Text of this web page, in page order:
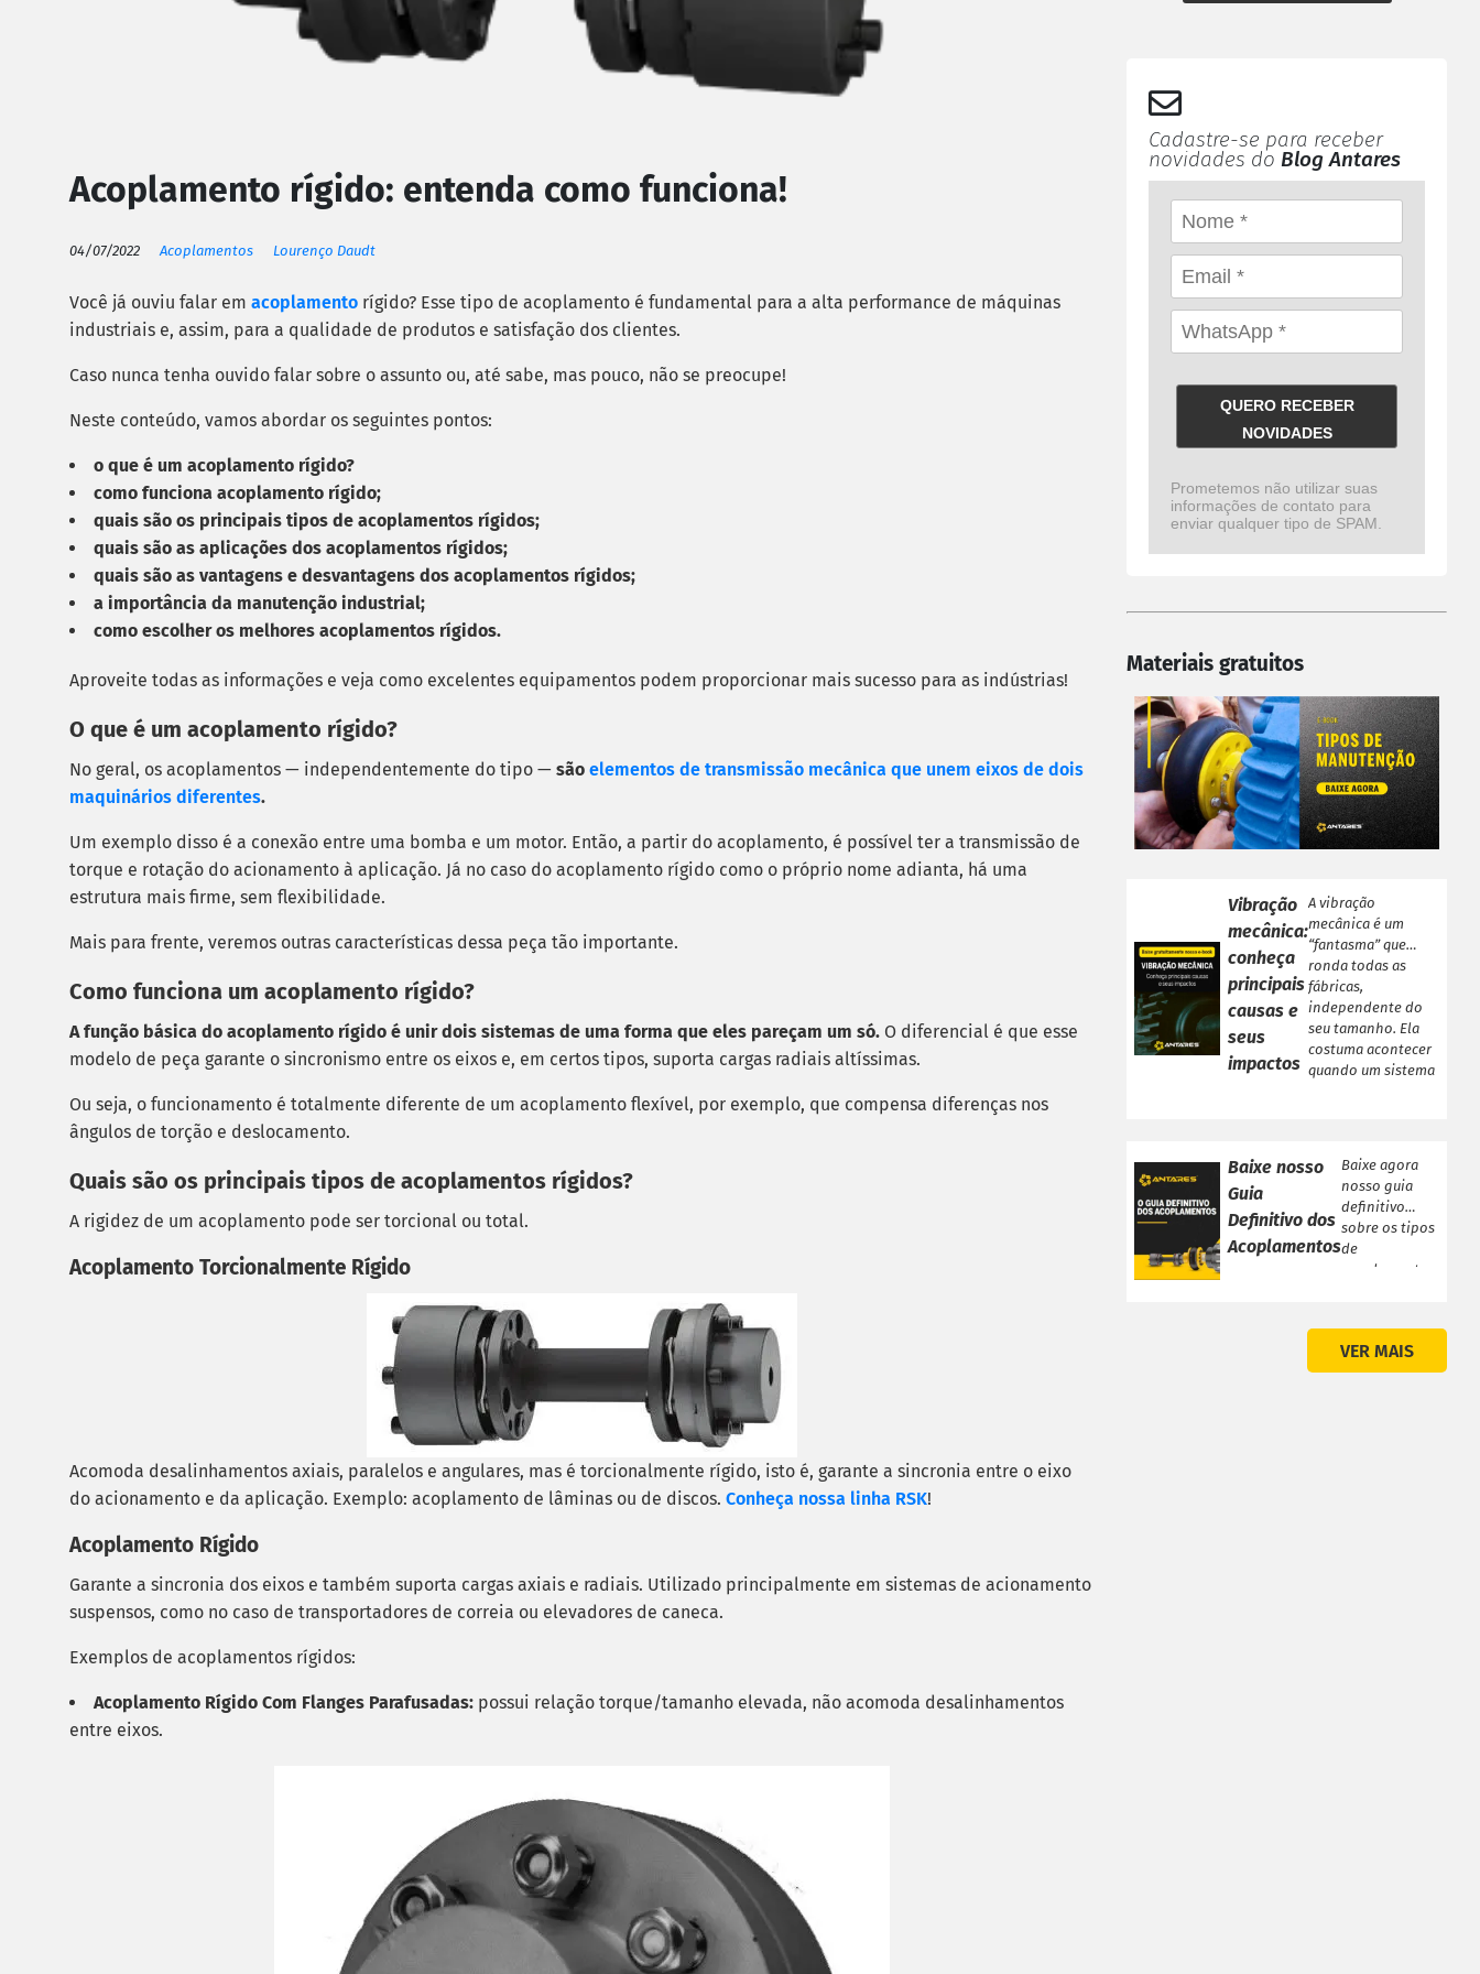
Acoplamento rígido: entenda como funciona!
04/07/2022 Acoplamentos Lourenço Daudt
Você já ouviu falar em acoplamento rígido? Esse tipo de acoplamento é fundamental para a alta performance de máquinas
industriais e, assim, para a qualidade de produtos e satisfação dos clientes.
Caso nunca tenha ouvido falar sobre o assunto ou, até sabe, mas pouco, não se preocupe!
Neste conteúdo, vamos abordar os seguintes pontos:
o que é um acoplamento rígido?
como funciona acoplamento rígido;
quais são os principais tipos de acoplamentos rígidos;
quais são as aplicações dos acoplamentos rígidos;
quais são as vantagens e desvantagens dos acoplamentos rígidos;
a importância da manutenção industrial;
como escolher os melhores acoplamentos rígidos.
Aproveite todas as informações e veja como excelentes equipamentos podem proporcionar mais sucesso para as indústrias!
O que é um acoplamento rígido?
No geral, os acoplamentos — independentemente do tipo — são elementos de transmissão mecânica que unem eixos de dois
maquinários diferentes.
Um exemplo disso é a conexão entre uma bomba e um motor. Então, a partir do acoplamento, é possível ter a transmissão de
torque e rotação do acionamento à aplicação. Já no caso do acoplamento rígido como o próprio nome adianta, há uma
estrutura mais firme, sem flexibilidade.
Mais para frente, veremos outras características dessa peça tão importante.
Como funciona um acoplamento rígido?
A função básica do acoplamento rígido é unir dois sistemas de uma forma que eles pareçam um só. O diferencial é que esse
modelo de peça garante o sincronismo entre os eixos e, em certos tipos, suporta cargas radiais altíssimas.
Ou seja, o funcionamento é totalmente diferente de um acoplamento flexível, por exemplo, que compensa diferenças nos
ângulos de torção e deslocamento.
Quais são os principais tipos de acoplamentos rígidos?
A rigidez de um acoplamento pode ser torcional ou total.
Acoplamento Torcionalmente Rígido
Acomoda desalinhamentos axiais, paralelos e angulares, mas é torcionalmente rígido, isto é, garante a sincronia entre o eixo
do acionamento e da aplicação. Exemplo: acoplamento de lâminas ou de discos. Conheça nossa linha RSK!
Acoplamento Rígido
Garante a sincronia dos eixos e também suporta cargas axiais e radiais. Utilizado principalmente em sistemas de acionamento
suspensos, como no caso de transportadores de correia ou elevadores de caneca.
Exemplos de acoplamentos rígidos:
Acoplamento Rígido Com Flanges Parafusadas: possui relação torque/tamanho elevada, não acomoda desalinhamentos
entre eixos.
Cadastre-se para receber
novidades do Blog Antares
QUERO RECEBER
NOVIDADES
Prometemos não utilizar suas
informações de contato para
enviar qualquer tipo de SPAM.
Materiais gratuitos
Vibração
mecânica:
conheça
principais
causas e
seus
impactos
A vibração
mecânica é um
“fantasma” que
ronda todas as
fábricas,
independente do
seu tamanho. Ela
costuma acontecer
quando um sistema
Baixe nosso
Guia
Definitivo dos
Acoplamentos
Baixe agora
nosso guia
definitivo
sobre os tipos
de
acoplamentos
sobre os tipos
de
Acoplamentos!
VER MAIS